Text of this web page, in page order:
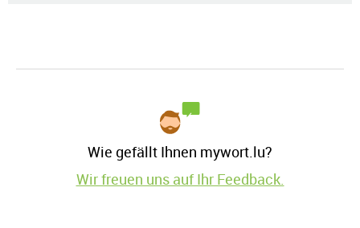
Wie gefällt Ihnen mywort.lu?
Wir freuen uns auf Ihr Feedback.